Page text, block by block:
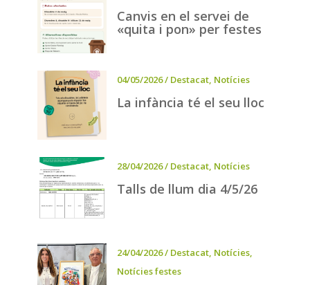
Canvis en el servei de
«quita i pon» per festes
04/05/2026/ Destacat, Notícies
La infància té el seu lloc
28/04/2026/ Destacat, Notícies
Talls de llum dia 4/5/26
24/04/2026/ Destacat, Notícies,
Notícies festes